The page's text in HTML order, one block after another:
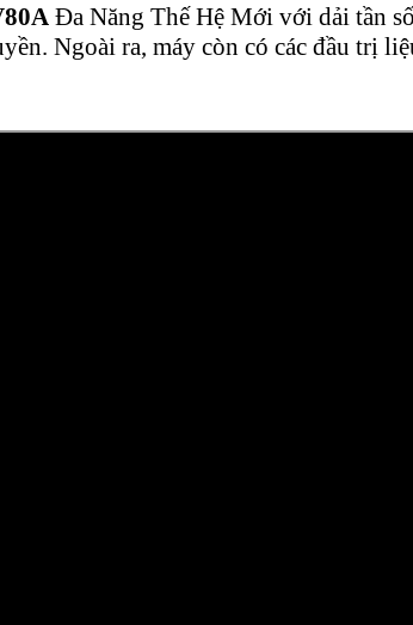
Đa Năng Thế Hệ Mới với dải tần
Ngoài ra, máy còn có các đầu trị